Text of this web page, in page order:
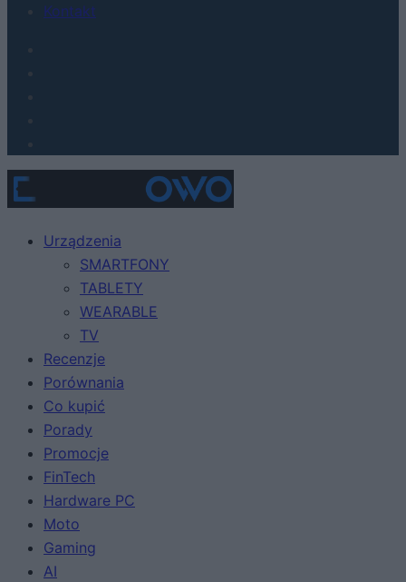
Kontakt
Urządzenia
SMARTFONY
TABLETY
WEARABLE
TV
Recenzje
Porównania
Co kupić
Porady
Promocje
FinTech
Hardware PC
Moto
Gaming
AI